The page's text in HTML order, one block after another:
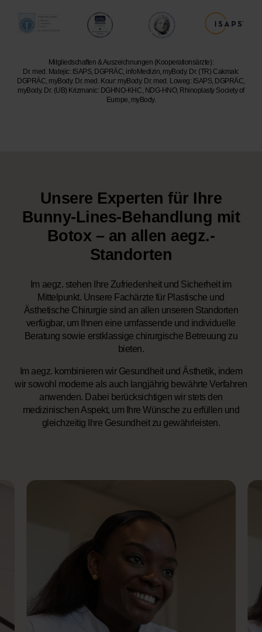
Mitgliedschaften & Auszeichnungen (Kooperationsärzte):
Dr. med. Matejic: ISAPS, DGPRÄC, infoMedizin, myBody. Dr. (TR) Cakmak:
DGPRÄC, myBody. Dr. med. Kour: myBody. Dr. med. Loweg: ISAPS, DGPRÄC,
myBody. Dr. (UB) Krizmanic: DGHNO-KHC, NDG-HNO, Rhinoplasty Society of
Europe, myBody.
Unsere Experten für Ihre
Bunny-Lines-Behandlung mit
Botox – an allen aegz.-
Standorten
Im aegz. stehen Ihre Zufriedenheit und Sicherheit im
Mittelpunkt. Unsere Fachärzte für Plastische und
Ästhetische Chirurgie sind an allen unseren Standorten
verfügbar, um Ihnen eine umfassende und individuelle
Beratung sowie erstklassige chirurgische Betreuung zu
bieten.
Im aegz. kombinieren wir Gesundheit und Ästhetik, indem
wir sowohl moderne als auch langjährig bewährte Verfahren
anwenden. Dabei berücksichtigen wir stets den
medizinischen Aspekt, um Ihre Wünsche zu erfüllen und
gleichzeitig Ihre Gesundheit zu gewährleisten.